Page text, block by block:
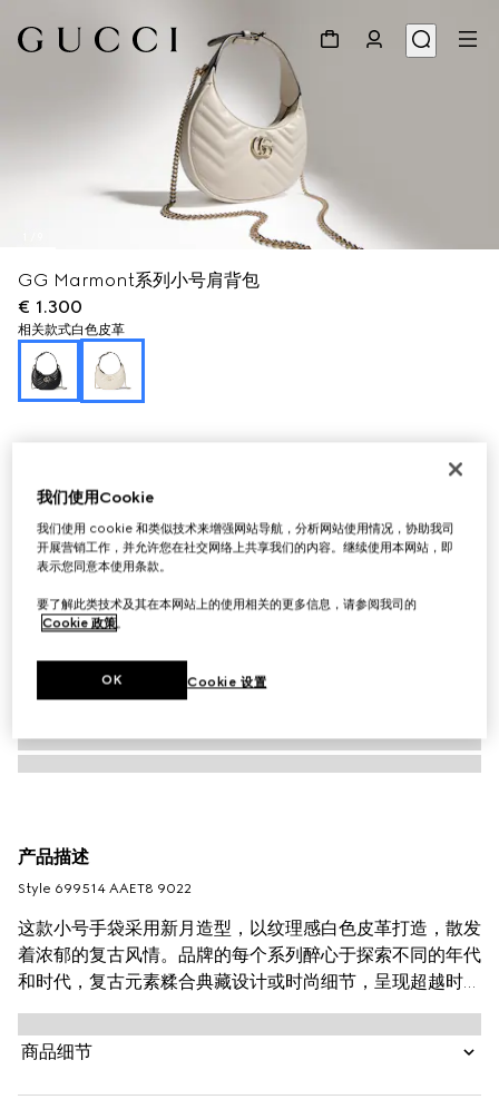
GG Marmont系列小号肩背包
€ 1.300
相关款式白色皮革
产品描述
Style ‎699514 AAET8 9022
这款小号手袋采用新月造型，以纹理感白色皮革打造，散发
着浓郁的复古风情。品牌的每个系列醉心于探索不同的年代
和时代，复古元素糅合典藏设计或时尚细节，呈现超越时空
限制的焕新设计。GG Marmont系列弥漫着品牌对过往历
史的深深迷恋，这款小配饰也不例外。
商品细节
我们使用Cookie
我们使用 cookie 和类似技术来增强网站导航，分析网站使用情况，协助我司
开展营销工作，并允许您在社交网络上共享我们的内容。继续使用本网站，即
表示您同意本使用条款。
要了解此类技术及其在本网站上的使用相关的更多信息，请参阅我司的
Cookie 政策。
Cookie 设置
OK